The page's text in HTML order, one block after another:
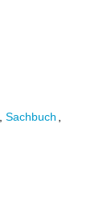
Sachbuch